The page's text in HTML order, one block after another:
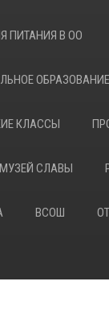
ПИТАНИЯ В ОО
ОБРАЗОВАНИЕ
КЛАССЫ
МУЗЕЙ СЛАВЫ
ВСОШ